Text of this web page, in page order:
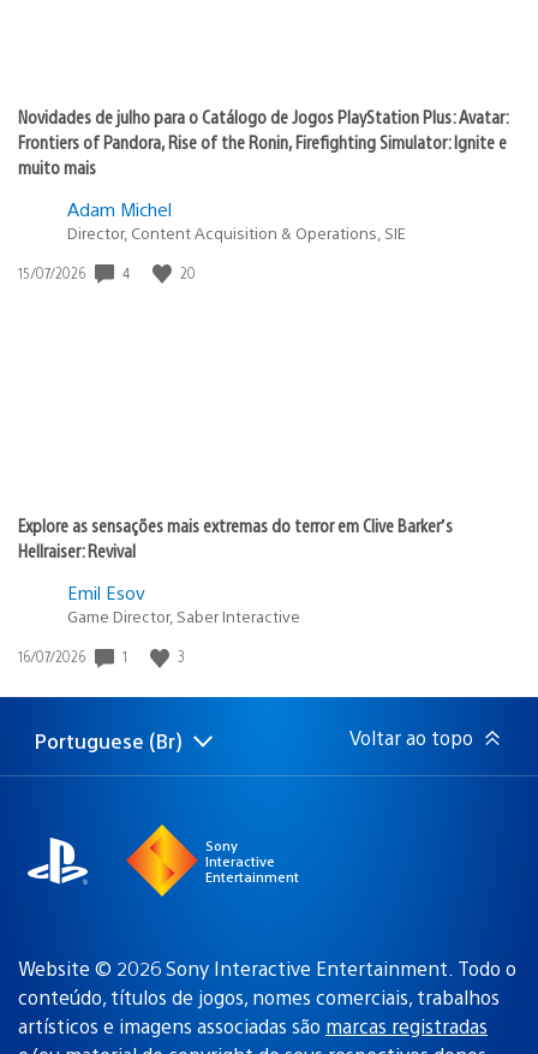
Novidades de julho para o Catálogo de Jogos PlayStation Plus: Avatar:
Frontiers of Pandora, Rise of the Ronin, Firefighting Simulator: Ignite e
muito mais
Adam Michel
Director, Content Acquisition & Operations, SIE
Data
15/07/2026 4 20
Explore as sensações mais extremas do terror em Clive Barker’s
Hellraiser: Revival
Emil Esov
Game Director, Saber Interactive
Data
publicação:
16/07/2026 1 3
Selecione
Região
Portuguese (Br) Voltar ao topo
Sony
Interactive
Entertainment
Website © 2026 Sony Interactive Entertainment. Todo o
conteúdo, títulos de jogos, nomes comerciais, trabalhos
artísticos e imagens associadas são marcas registradas